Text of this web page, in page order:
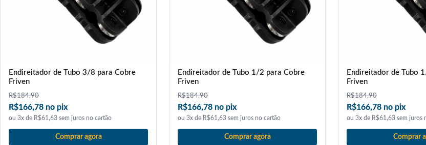
Endireitador de Tubo 3/8 para Cobre
Friven
R$184,90
R$166,78 no pix
ou 3x de R$61,63 sem juros no cartão
Comprar agora
Endireitador de Tubo 1/2 para Cobre
Friven
R$184,90
R$166,78 no pix
ou 3x de R$61,63 sem juros no cartão
Comprar agora
Endireitador de Tubo
Friven
R$184,90
R$166,78 no pix
ou 3x de R$61,63 sem juros
Comprar